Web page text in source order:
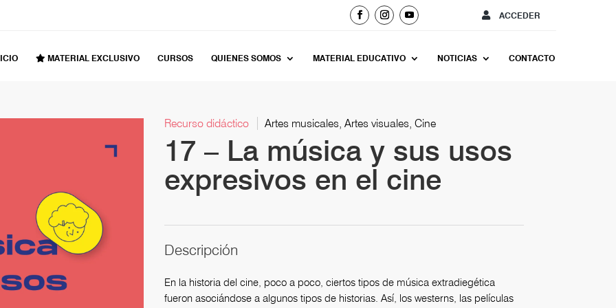
ACCEDER
MATERIAL EXCLUSIVO CURSOS QUIENES SOMOS MATERIAL EDUCATIVO NOTICIAS CONTACTO
Recurso didáctico Artes musicales, Artes visuales, Cine
17 – La música y sus usos
expresivos en el cine
Descripción
En la historia del cine, poco a poco, ciertos tipos de música extradiegética
fueron asociándose a algunos tipos de historias. Así, los westerns, las películas